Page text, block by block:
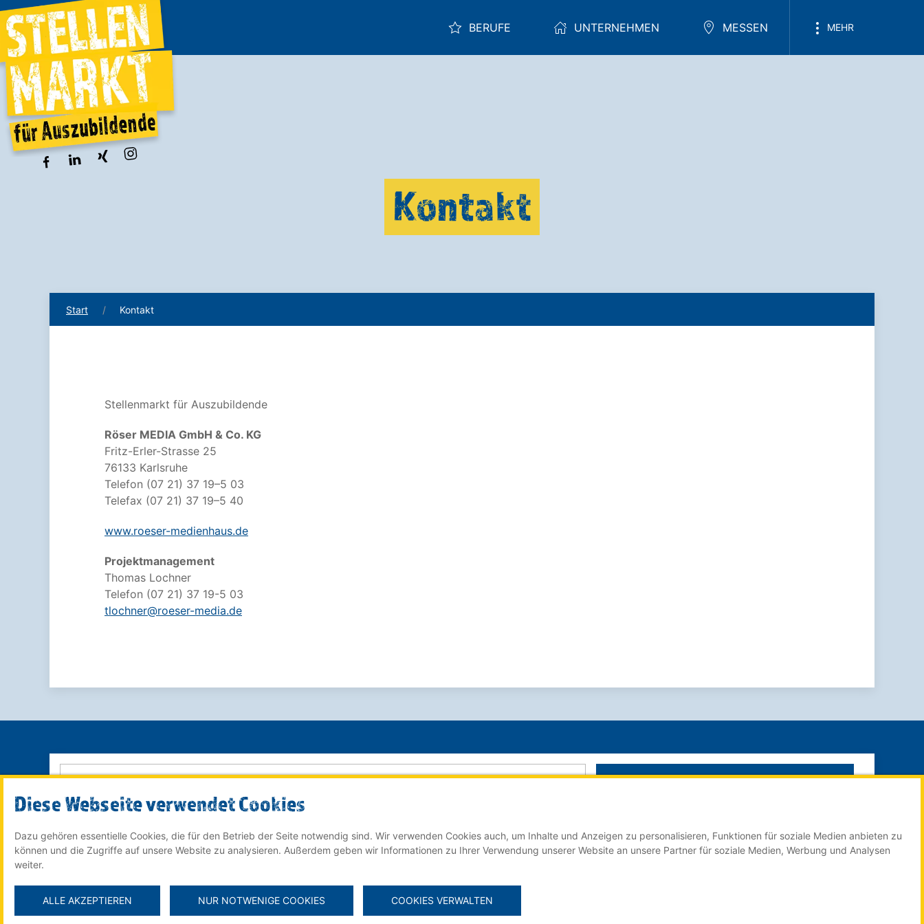
BERUFE UNTERNEHMEN MESSEN MEHR
Kontakt
Start Kontakt
Stellenmarkt für Auszubildende
Röser MEDIA GmbH & Co. KG
Fritz-Erler-Strasse 25
76133 Karlsruhe
Telefon (07 21) 37 19–5 03
Telefax (07 21) 37 19–5 40
www.roeser-medienhaus.de
Projektmanagement
Thomas Lochner
Telefon (07 21) 37 19-5 03
tlochner@roeser-media.de
© 2022 Röser MEDIA GmbH & Co. KG - ein Unternehmen
Der Stellenmarkt für Auszubildende online auf:
Impressum
Diese Webseite verwendet Cookies
Dazu gehören essentielle Cookies, die für den Betrieb der Seite notwendig sind. Wir verwenden Cookies auch, um Inhalte und Anzeigen zu personalisieren, Funktionen für soziale Medien anbieten zu
können und die Zugriffe auf unsere Website zu analysieren. Außerdem geben wir Informationen zu Ihrer Verwendung unserer Website an unsere Partner für soziale Medien, Werbung und Analysen
weiter.
ALLE AKZEPTIEREN NUR NOTWENIGE COOKIES COOKIES VERWALTEN